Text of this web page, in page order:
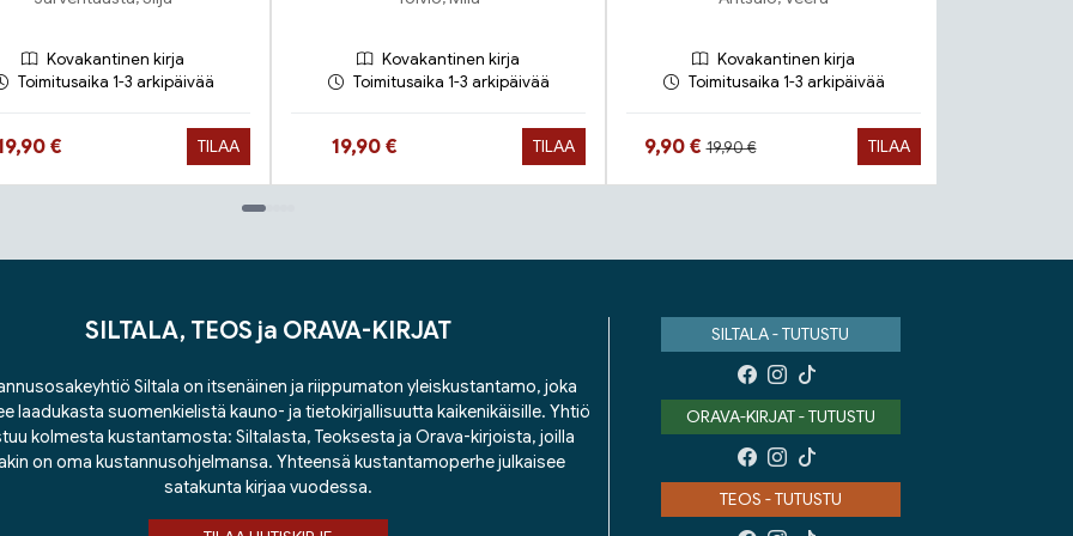
Kovakantinen kirja
Toimitusaika 1-3 arkipäivää
nyt
€ TILAA
Kovakantinen kirja
Toimitusaika 1-3 arkipäivää
Hinta nyt
19,90 € TILAA
Kovakantinen kirja
Toimitusaika 1-3 arkipäivää
Hinta nyt
9,90 €Hinta aiemmin
19,90 € TILAA
SILTALA, TEOS ja ORAVA-KIRJAT
Siltala on itsenäinen ja riippumaton yleiskustantamo, joka
laadukasta suomenkielistä kauno- ja tietokirjallisuutta kaikenikäisille. Yhtiö
kolmesta kustantamosta: Siltalasta, Teoksesta ja Orava-kirjoista, joilla
on oma kustannusohjelmansa. Yhteensä kustantamoperhe julkaisee
satakunta kirjaa vuodessa.
SILTALA - TUTUSTU
ORAVA-KIRJAT - TUTUSTU
TEOS - TUTUSTU